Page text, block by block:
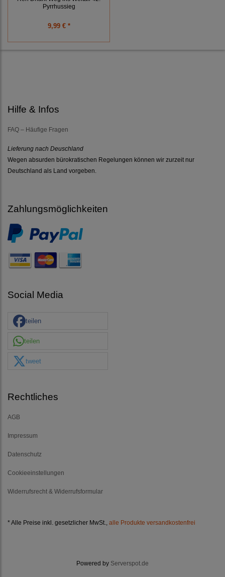
Pyrrhussieg
9,99 € *
Hilfe & Infos
FAQ – Häufige Fragen
Lieferung nach Deuschland
Wegen absurden bürokratischen Regelungen können wir zurzeit nur
Deutschland als Land vorgeben.
Zahlungsmöglichkeiten
Social Media
teilen
teilen
tweet
Rechtliches
AGB
Impressum
Datenschutz
Cookieeinstellungen
Widerrufsrecht & Widerrufsformular
* Alle Preise inkl. gesetzlicher MwSt., alle Produkte versandkostenfrei
Powered by Serverspot.de